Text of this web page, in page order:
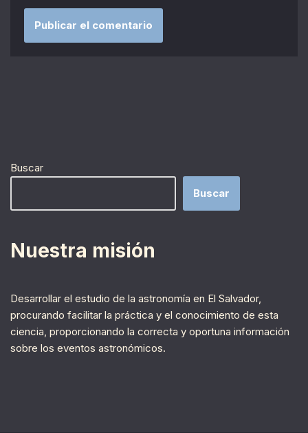
Buscar
Buscar
Nuestra misión
Desarrollar el estudio de la astronomía en El Salvador,
procurando facilitar la práctica y el conocimiento de esta
ciencia, proporcionando la correcta y oportuna información
sobre los eventos astronómicos.